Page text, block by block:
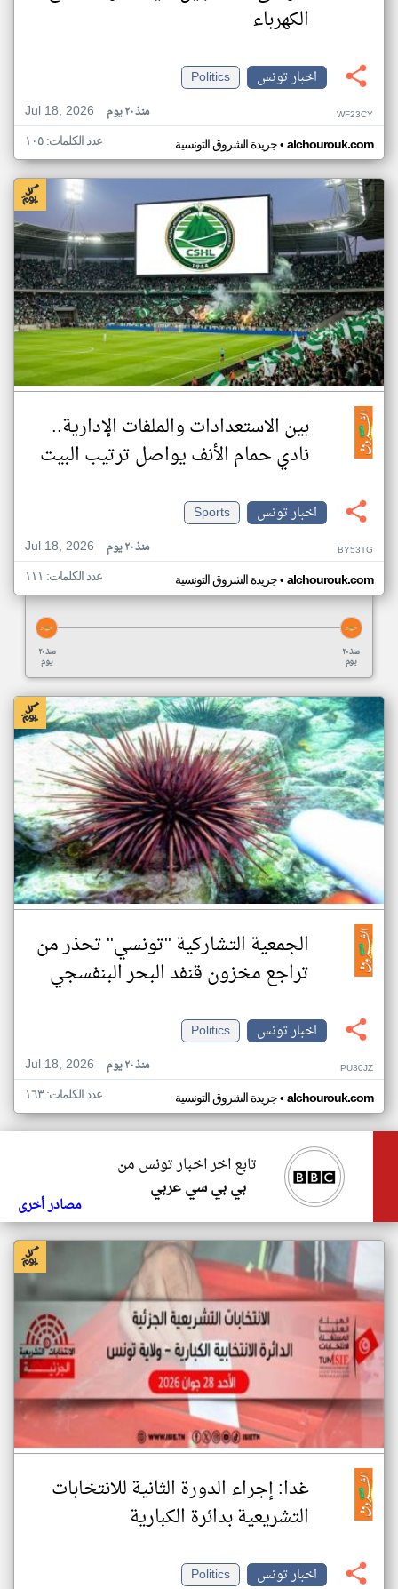
الكهرباء
اخبار تونس
Politics
Jul 18, 2026
منذ ٢٠ يوم WF23CY
جريدة الشروق التونسية• alchourouk.com عدد الكلمات: ١٠٥
بين الاستعدادات والملفات الإدارية..
نادي حمام الأنف يواصل ترتيب البيت
اخبار تونس
Sports
Jul 18, 2026
منذ ٢٠ يوم BY53TG
جريدة الشروق التونسية• alchourouk.com عدد الكلمات: ١١١
منذ ٢٠
يوم
منذ ٢٠
يوم
الجمعية التشاركية ''تونسي'' تحذر من
تراجع مخزون قنفد البحر البنفسجي
اخبار تونس
Politics
Jul 18, 2026
منذ ٢٠ يوم PU30JZ
جريدة الشروق التونسية• alchourouk.com عدد الكلمات: ١٦٣
تابع اخر اخبار تونس من
بي بي سي عربي
مصادر أخرى
غدا: إجراء الدورة الثانية للانتخابات
التشريعية بدائرة الكبارية
اخبار تونس
Politics